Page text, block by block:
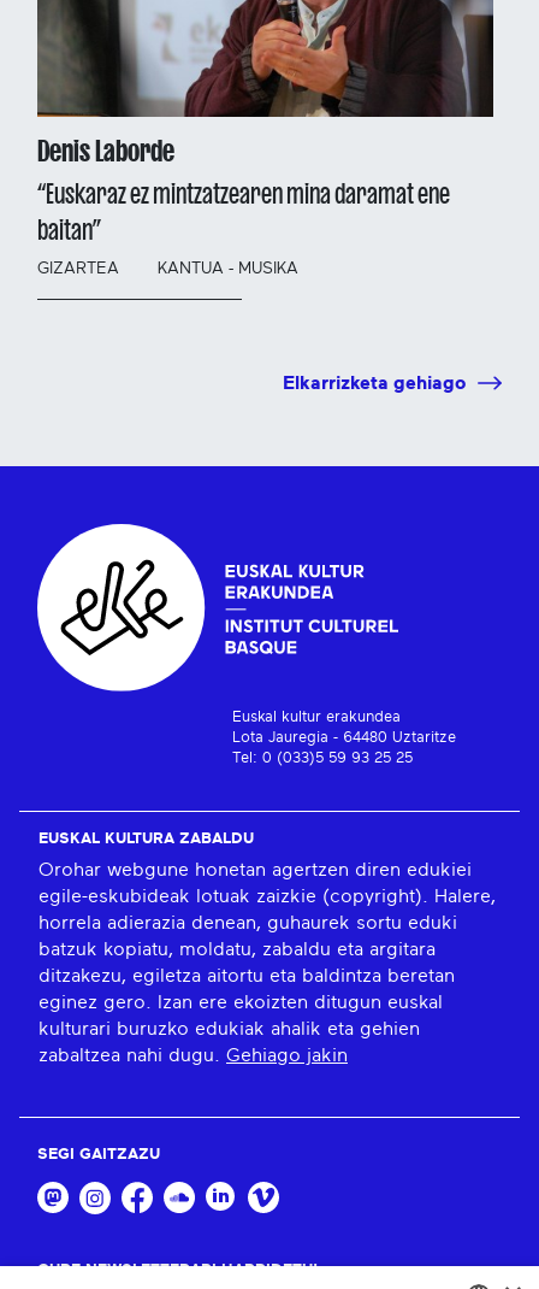
Denis Laborde
“Euskaraz ez mintzatzearen mina daramat ene
baitan”
GIZARTEA KANTUA - MUSIKA
Elkarrizketa gehiago
Euskal kultur erakundea
Lota Jauregia - 64480 Uztaritze
Tel: 0 (033)5 59 93 25 25
EUSKAL KULTURA ZABALDU
Orohar webgune honetan agertzen diren edukiei
egile-eskubideak lotuak zaizkie (copyright). Halere,
horrela adierazia denean, guhaurek sortu eduki
batzuk kopiatu, moldatu, zabaldu eta argitara
ditzakezu, egiletza aitortu eta baldintza beretan
eginez gero. Izan ere ekoizten ditugun euskal
kulturari buruzko edukiak ahalik eta gehien
zabaltzea nahi dugu. Gehiago jakin
SEGI GAITZAZU
GURE NEWSLETTERARI HARPIDETU!